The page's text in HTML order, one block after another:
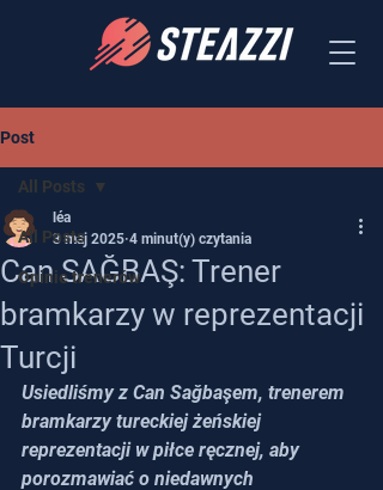
Post
All Posts
Opinie trenerów
All Posts
Can SAĞBAŞ: Trener
bramkarzy w reprezentacji
Turcji
léa
3 maj 2025 4 minut(y) czytania
Usiedliśmy z Can Sağbaşem, trenerem
bramkarzy tureckiej żeńskiej
reprezentacji w piłce ręcznej, aby
porozmawiać o niedawnych